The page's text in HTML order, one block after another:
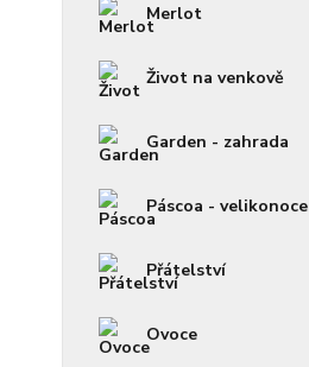
Merlot
Život na venkově
Garden - zahrada
Páscoa - velikonoce
Přátelství
Ovoce